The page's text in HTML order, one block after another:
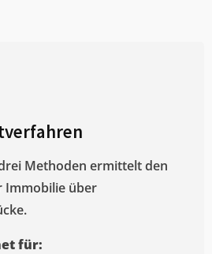
Methoden ermittelt den
Immobilie über
für: